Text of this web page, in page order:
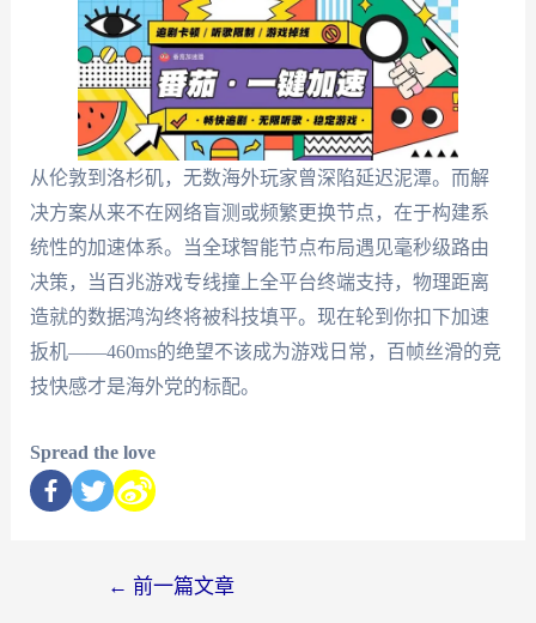
从伦敦到洛杉矶，无数海外玩家曾深陷延迟泥潭。而解
决方案从来不在网络盲测或频繁更换节点，在于构建系
统性的加速体系。当全球智能节点布局遇见毫秒级路由
决策，当百兆游戏专线撞上全平台终端支持，物理距离
造就的数据鸿沟终将被科技填平。现在轮到你扣下加速
扳机——460ms的绝望不该成为游戏日常，百帧丝滑的竞
技快感才是海外党的标配。
Spread the love
← 前一篇文章